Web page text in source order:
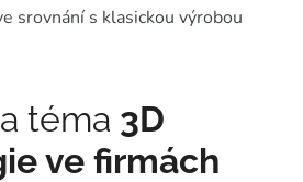
srovnání s klasickou výrobou
téma 3D
ve firmách